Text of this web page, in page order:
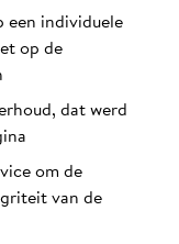
een individuele
op de
dat werd
om de
van de